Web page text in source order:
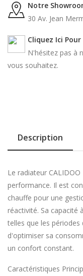
Notre
30 Av. Jean
Cliquez Ici
N'hésitez pas à
vous souhaitez.
Description
Le radiateur
performance. Il est
chauffe pour une
réactivité. Sa capacité
telles que les
d'optimiser sa
un confort constant.
Caractéristiques